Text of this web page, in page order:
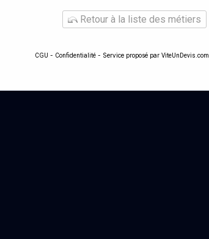
Retour à la liste des métiers
CGU - Confidentialité - Service proposé par ViteUnDevis.com